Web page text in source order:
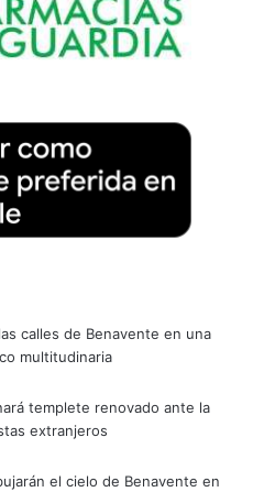
calles de Benavente en una
multitudinaria
templete renovado ante la
extranjeros
el cielo de Benavente en